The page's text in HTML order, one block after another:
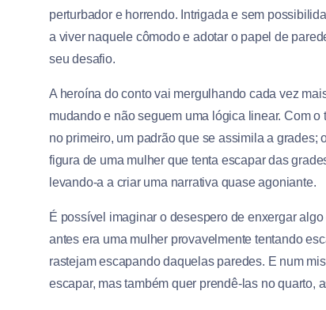
perturbador e horrendo. Intrigada e sem
a viver naquele cômodo e adotar o papel de
seu desafio.
A heroína do conto vai mergulhando cada vez
mudando e não seguem uma lógica linear. Com
no primeiro, um padrão que se assimila a grades;
figura de uma mulher que tenta escapar das
levando-a a criar uma narrativa quase agoniante.
É possível imaginar o desespero de enxergar
antes era uma mulher provavelmente tentando
rastejam escapando daquelas paredes. E num
escapar, mas também quer prendê-las no quarto,